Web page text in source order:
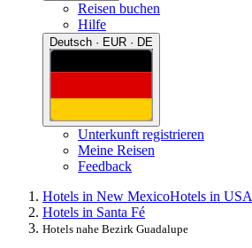
Reisen buchen
Hilfe
Deutsch · EUR · DE
Unterkunft registrieren
Meine Reisen
Feedback
Hotels in New MexicoHotels in USA
Hotels in Santa Fé
Hotels nahe Bezirk Guadalupe